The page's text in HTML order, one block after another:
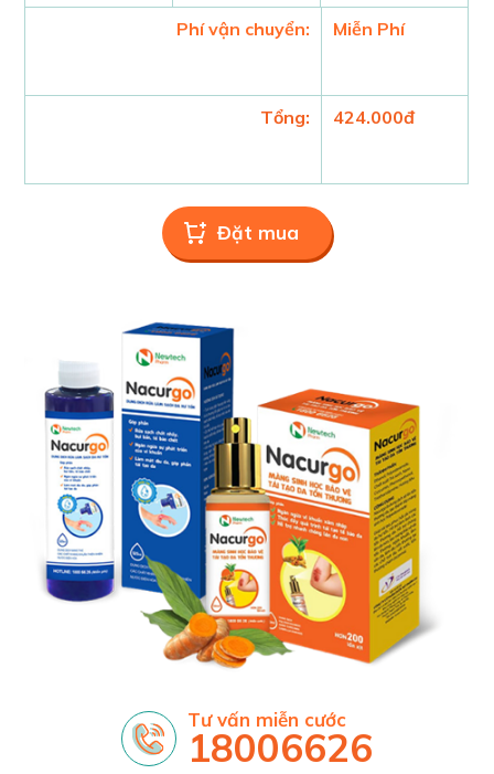
Phí vận chuyển: Miễn Phí
Tổng: 424.000đ
Tư vấn miễn cước
18006626